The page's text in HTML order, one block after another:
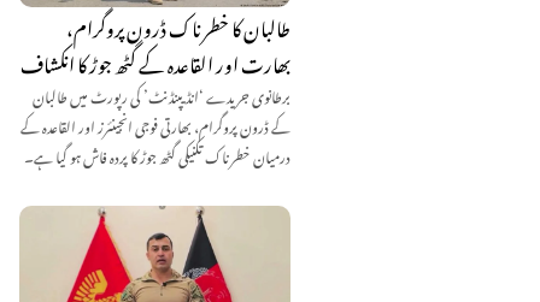
طالبان کا خطرناک ڈرون پروگرام،
بھارت اور القاعدہ کے گٹھ جوڑ کا انکشاف
برطانوی جریدے ‘انڈیپنڈنٹ’ کی رپورٹ میں طالبان
کے ڈرون پروگرام، بھارتی فوجی انجینئرز اور القاعدہ کے
درمیان خطرناک تکنیکی گٹھ جوڑ کا پردہ فاش ہو گیا ہے۔